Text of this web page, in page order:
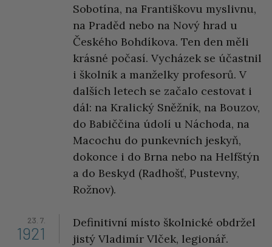
Sobotína, na Františkovu myslivnu,
na Praděd nebo na Nový hrad u
Českého Bohdíkova. Ten den měli
krásné počasí. Vycházek se účastnil
i školník a manželky profesorů. V
dalších letech se začalo cestovat i
dál: na Kralický Sněžník, na Bouzov,
do Babiččina údolí u Náchoda, na
Macochu do punkevních jeskyň,
dokonce i do Brna nebo na Helfštýn
a do Beskyd (Radhošť, Pustevny,
Rožnov).
23. 7.
1921
Definitivní místo školnické obdržel
jistý Vladimír Vlček, legionář.